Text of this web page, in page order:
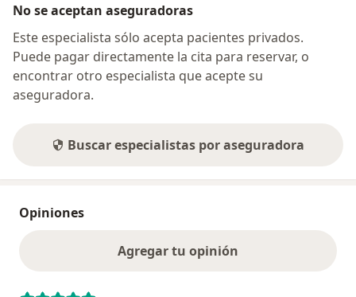
No se aceptan aseguradoras
Este especialista sólo acepta pacientes privados.
Puede pagar directamente la cita para reservar, o
encontrar otro especialista que acepte su
aseguradora.
Buscar especialistas por aseguradora
Opiniones
Agregar tu opinión